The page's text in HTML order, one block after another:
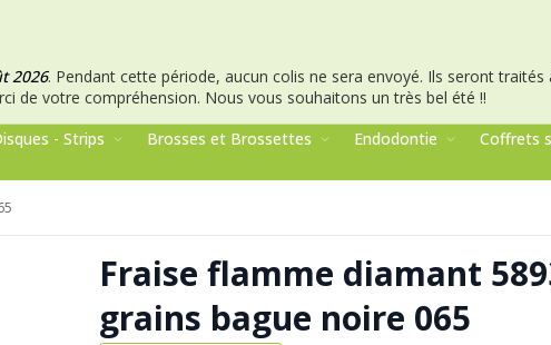
2026. Pendant cette période, aucun colis ne sera envoyé. Ils seront traités
de votre compréhension. Nous vous souhaitons un très bel été !!
- Strips Brosses et Brossettes Endodontie Coffrets
Fraise flamme diamant
grains bague noire 065